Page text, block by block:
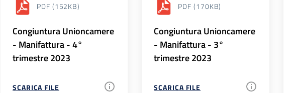
PDF (152KB)
Congiuntura Unioncamere
- Manifattura - 4°
trimestre 2023
SCARICA FILE
PDF (170KB)
Congiuntura Unioncamere
- Manifattura - 3°
trimestre 2023
SCARICA FILE